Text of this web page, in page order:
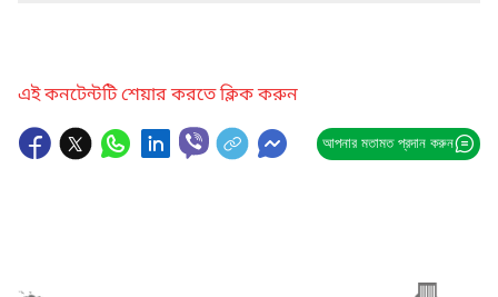
এই কনটেন্টটি শেয়ার করতে ক্লিক করুন
আপনার মতামত প্রদান করুন